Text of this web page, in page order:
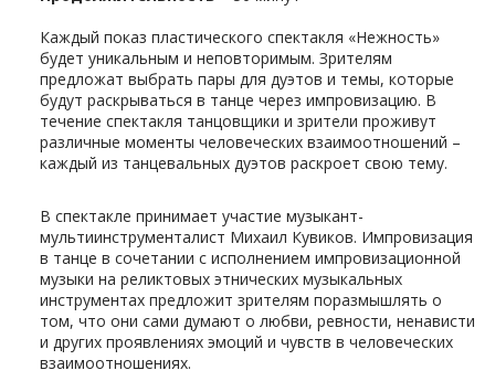
Каждый показ пластического спектакля «Нежность»
будет уникальным и неповторимым. Зрителям
предложат выбрать пары для дуэтов и темы, которые
будут раскрываться в танце через импровизацию. В
течение спектакля танцовщики и зрители проживут
различные моменты человеческих взаимоотношений –
каждый из танцевальных дуэтов раскроет свою тему.
В спектакле принимает участие музыкант-
мультиинструменталист Михаил Кувиков. Импровизация
в танце в сочетании с исполнением импровизационной
музыки на реликтовых этнических музыкальных
инструментах предложит зрителям поразмышлять о
том, что они сами думают о любви, ревности, ненависти
и других проявлениях эмоций и чувств в человеческих
взаимоотношениях.